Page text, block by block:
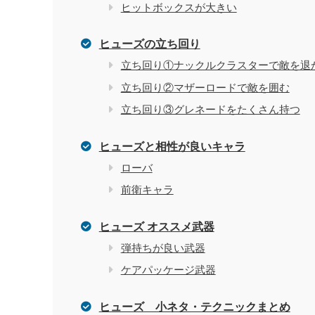
ヒットボックスが大きい
ヒューズの立ち回り
立ち回り①ナックルクラスターで敵を退
立ち回り②マザーロードで敵を囲む
立ち回り③グレネードをたくさん持つ
ヒューズと相性が良いキャラ
ローバ
前衛キャラ
ヒューズ オススメ武器
弾持ちが良い武器
ケアパッケージ武器
ヒューズ 小ネタ・テクニックまとめ